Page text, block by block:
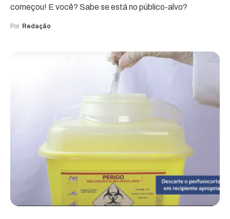
começou! E você? Sabe se está no público-alvo?
Por Redação